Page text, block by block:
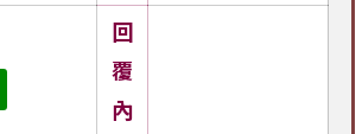
回
覆
內